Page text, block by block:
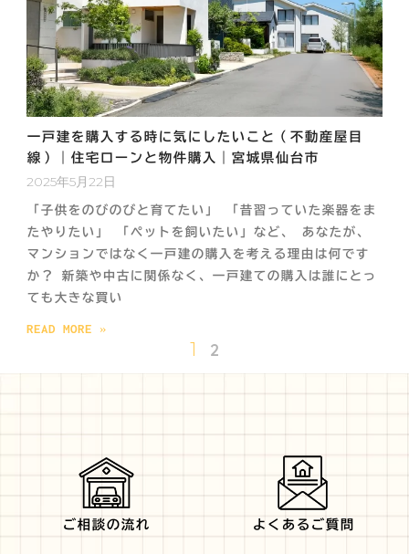
一戸建を購入する時に気にしたいこと（不動産屋目
線）｜住宅ローンと物件購入｜宮城県仙台市
2025年5月22日
「子供をのびのびと育てたい」 「昔習っていた楽器をま
たやりたい」 「ペットを飼いたい」など、 あなたが、
マンションではなく一戸建の購入を考える理由は何です
か？ 新築や中古に関係なく、一戸建ての購入は誰にとっ
ても大きな買い
READ MORE »
1 2
ご相談の流れ よくあるご質問